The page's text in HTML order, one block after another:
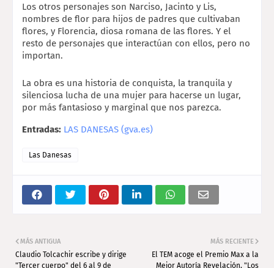
Los otros personajes son Narciso, Jacinto y Lis,
nombres de flor para hijos de padres que cultivaban
flores, y Florencia, diosa romana de las flores. Y el
resto de personajes que interactúan con ellos, pero no
importan.
La obra es una historia de conquista, la tranquila y
silenciosa lucha de una mujer para hacerse un lugar,
por más fantasioso y marginal que nos parezca.
Entradas: LAS DANESAS (gva.es)
Las Danesas
MÁS RECIENTE
El TEM acoge el Premio Max a la
Mejor Autoría Revelación, "Los
MÁS ANTIGUA
Claudio Tolcachir escribe y dirige
"Tercer cuerpo" del 6 al 9 de